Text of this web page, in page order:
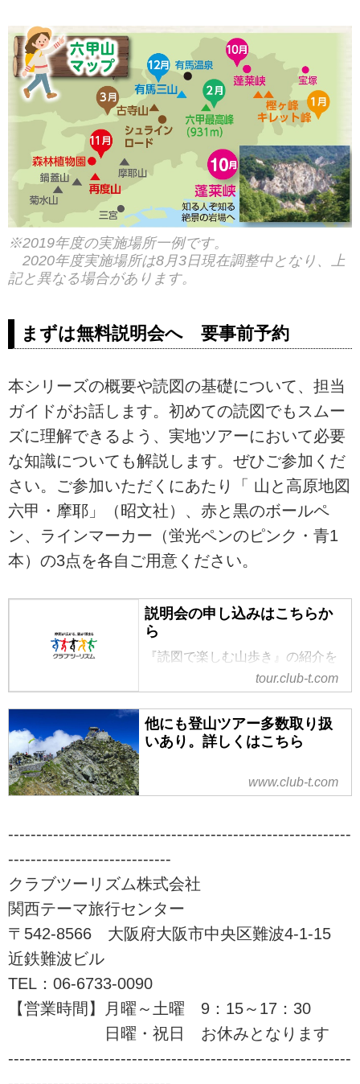
※2019年度の実施場所一例です。
2020年度実施場所は8月3日現在調整中となり、上
記と異なる場合があります。
まずは無料説明会へ 要事前予約
本シリーズの概要や読図の基礎について、担当
ガイドがお話します。初めての読図でもスムー
ズに理解できるよう、実地ツアーにおいて必要
な知識についても解説します。ぜひご参加くだ
さい。ご参加いただくにあたり「 山と高原地図
六甲・摩耶」（昭文社）、赤と黒のボールペ
ン、ラインマーカー（蛍光ペンのピンク・青1
本）の3点を各自ご用意ください。
説明会の申し込みはこちらか
ら
『読図で楽しむ山歩き』の紹介を
しています。ツアー・旅行のお申
込ならクラブツーリズム。
tour.club-t.com
他にも登山ツアー多数取り扱
いあり。詳しくはこちら
www.club-t.com
-------------------------------------------------------------
-----------------------------
クラブツーリズム株式会社
関西テーマ旅行センター
〒542-8566 大阪府大阪市中央区難波4-1-15
近鉄難波ビル
TEL：06-6733-0090
【営業時間】月曜～土曜 9：15～17：30
日曜・祝日 お休みとなります
-------------------------------------------------------------